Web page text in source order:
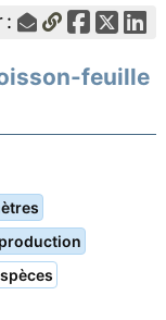
:
feuille